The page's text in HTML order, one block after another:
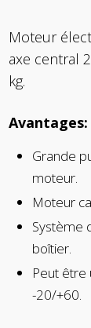
Moteur
axe central
kg.
Avantages:
Grande
moteur.
Moteur
Système
boîtier.
Peut
-20/+60.